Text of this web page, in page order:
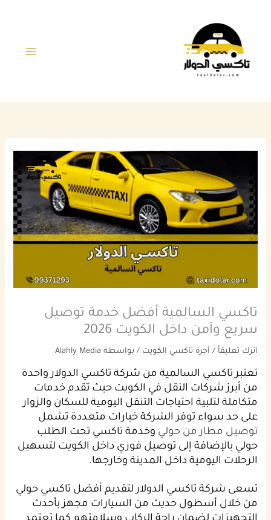
تاكسي السالمية أفضل خدمة توصيل
سريع وآمن داخل الكويت 2026
اترك تعليقاً / أجرة تاكسي الكويت / بواسطة Alahly Media
تعتبر تاكسي السالمية من شركة تاكسي الدولار واحدة
من أبرز شركات النقل في الكويت حيث تقدم خدمات
متكاملة لتلبية احتياجات التنقل اليومية للسكان والزوار
على حد سواء توفر الشركة خيارات متعددة تشمل
توصيل مطار من حولي وخدمة تاكسي تحت الطلب
حولي بالإضافة إلى توصيل فوري داخل الكويت لتسهيل
الرحلات اليومية داخل المدينة وخارجها.
تسعى شركة تاكسي الدولار لتقديم أفضل تاكسي حولي
من خلال أسطول حديث من السيارات مجهز بأحدث